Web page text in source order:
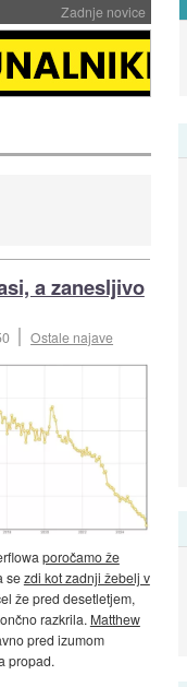
Zadnje novice
a zanesljivo
Ostale najave
poročamo že
sezdi kot zadnji žebelj v
že pred desetletjem,
razkrila. Matthew
pred izumom
propad.